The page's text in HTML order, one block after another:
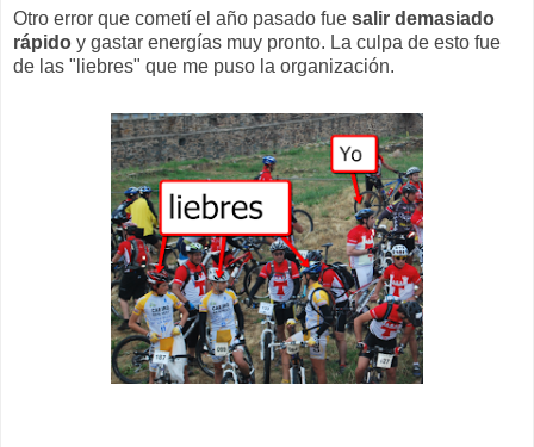
Otro error que cometí el año pasado fue salir demasiado
rápido y gastar energías muy pronto. La culpa de esto fue
de las "liebres" que me puso la organización.